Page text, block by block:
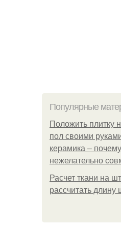
Популярные
Положить плитку
пол своими
керамика –
нежелательно
Расчет ткани на
рассчитать длину